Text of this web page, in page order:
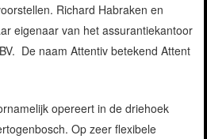
Richard Habraken en
eigenaar van het assurantiekantoor
De naam Attentiv betekend Attent
opereert in de driehoek
Op zeer flexibele